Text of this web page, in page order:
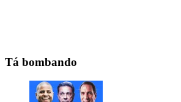
Tá bombando